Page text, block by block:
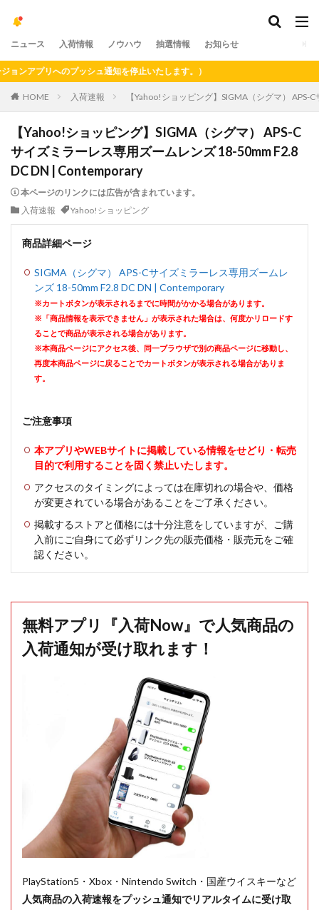
ニュース 入荷情報 ノウハウ 抽選情報 お知らせ
プリへのプッシュ通知を停止いたします。）
HOME 入荷速報 【Yahoo!ショッピング】SIGMA（シグマ）
【Yahoo!ショッピング】SIGMA（シグマ） APS-C
サイズミラーレス専用ズームレンズ 18-50mm F2.8
DC DN | Contemporary
本ページのリンクには広告が含まれています。
入荷速報
Yahoo!ショッピング
商品詳細ページ
SIGMA（シグマ） APS-Cサイズミラーレス専用ズームレ
ンズ 18-50mm F2.8 DC DN | Contemporary
※カートボタンが表示されるまでに時間がかかる場合があります。
※「商品情報を表示できません」が表示された場合は、何度かリロードす
ることで商品が表示される場合があります。
※本商品ページにアクセス後、同一ブラウザで別の商品ページに移動し、
再度本商品ページに戻ることでカートボタンが表示される場合がありま
す。
ご注意事項
本アプリやWEBサイトに掲載している情報をせどり・転売
目的で利用することを固く禁止いたします。
アクセスのタイミングによっては在庫切れの場合や、価格
が変更されている場合があることをご了承ください。
掲載するストアと価格には十分注意をしていますが、ご購
入前にご自身にて必ずリンク先の販売価格・販売元をご確
認ください。
無料アプリ『入荷Now』で人気商品の
入荷通知が受け取れます！
PlayStation5・Xbox・Nintendo Switch・国産ウイスキーなど
人気商品の入荷速報をプッシュ通知でリアルタイムに受け取